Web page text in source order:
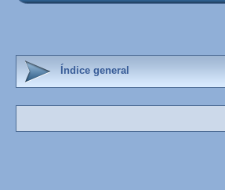
Índice general